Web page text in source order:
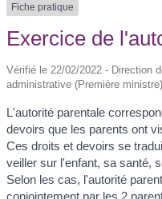
Fiche pratique
Exercice de
Vérifié le 22/02/2022 - Direction
administrative (Première
L'autorité parentale
devoirs que les parents ont
Ces droits et devoirs se
veiller sur l'enfant, sa santé,
Selon les cas, l'autorité
conjointement par les 2